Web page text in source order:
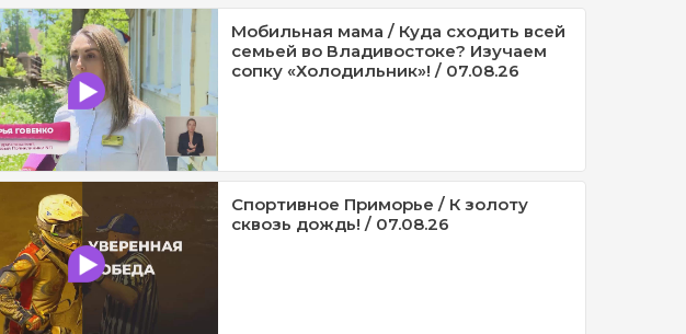
Мобильная мама / Куда сходить всей
семьей во Владивостоке? Изучаем
сопку «Холодильник»! / 07.08.26
Спортивное Приморье / К золоту
сквозь дождь! / 07.08.26